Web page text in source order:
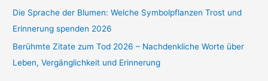
Die Sprache der Blumen: Welche Symbolpflanzen Trost und
Erinnerung spenden 2026
Berühmte Zitate zum Tod 2026 – Nachdenkliche Worte über
Leben, Vergänglichkeit und Erinnerung